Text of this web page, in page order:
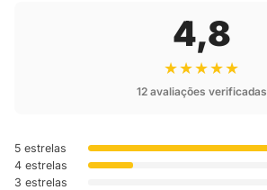
4,8
★★★★★
12 avaliações verificadas
5 estrelas
4 estrelas
3 estrelas